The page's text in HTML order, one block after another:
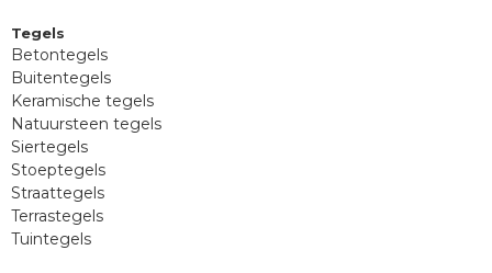
Tegels
Betontegels
Buitentegels
Keramische tegels
Natuursteen tegels
Siertegels
Stoeptegels
Straattegels
Terrastegels
Tuintegels